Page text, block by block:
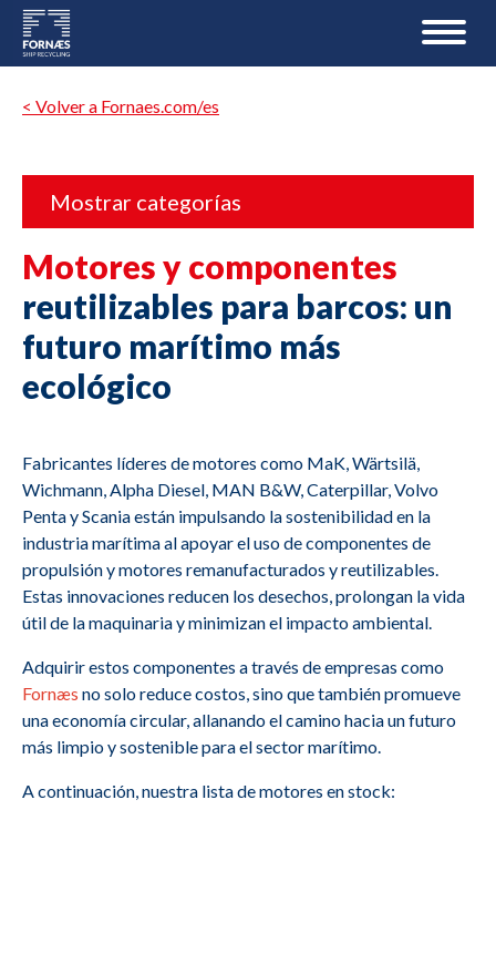
< Volver a Fornaes.com/es
Mostrar categorías
Motores y componentes
reutilizables para barcos: un
futuro marítimo más
ecológico
Fabricantes líderes de motores como MaK, Wärtsilä,
Wichmann, Alpha Diesel, MAN B&W, Caterpillar, Volvo
Penta y Scania están impulsando la sostenibilidad en la
industria marítima al apoyar el uso de componentes de
propulsión y motores remanufacturados y reutilizables.
Estas innovaciones reducen los desechos, prolongan la vida
útil de la maquinaria y minimizan el impacto ambiental.
Adquirir estos componentes a través de empresas como
Fornæs no solo reduce costos, sino que también promueve
una economía circular, allanando el camino hacia un futuro
más limpio y sostenible para el sector marítimo.
A continuación, nuestra lista de motores en stock: